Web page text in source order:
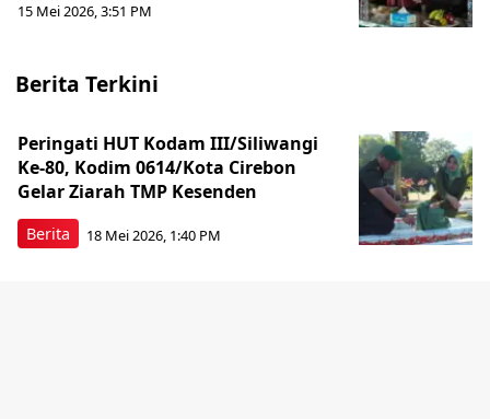
15 Mei 2026, 3:51 PM
Berita Terkini
Berita
Peringati HUT Kodam III/Siliwangi
Ke-80, Kodim 0614/Kota Cirebon
Gelar Ziarah TMP Kesenden
18 Mei 2026, 1:40 PM